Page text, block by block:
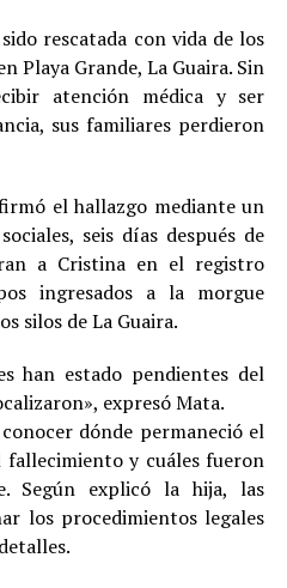
rescatada con vida de los
Playa Grande, La Guaira. Sin
atención médica y ser
sus familiares perdieron
el hallazgo mediante un
seis días después de
a Cristina en el registro
ingresados a la morgue
silos de La Guaira.
han estado pendientes del
expresó Mata.
dónde permaneció el
y cuáles fueron
Según explicó la hija, las
los procedimientos legales